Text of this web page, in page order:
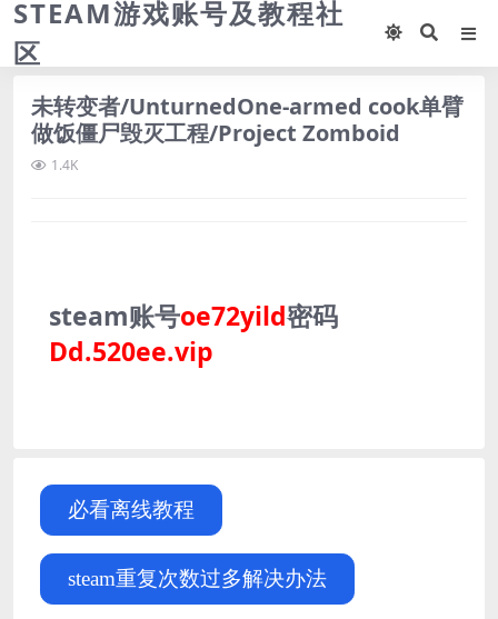
STEAM游戏账号及教程社
区
未转变者/UnturnedOne-armed cook单臂
做饭僵尸毁灭工程/Project Zomboid
1.4K
steam账号oe72yild密码
Dd.520ee.vip
必看离线教程
steam重复次数过多解决办法